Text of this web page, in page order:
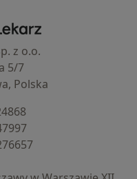
- Strona główna
z o.o.
5/7
Polska